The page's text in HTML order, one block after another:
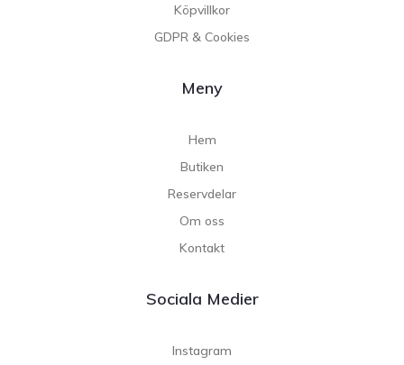
Köpvillkor
GDPR & Cookies
Meny
Hem
Butiken
Reservdelar
Om oss
Kontakt
Sociala Medier
Instagram